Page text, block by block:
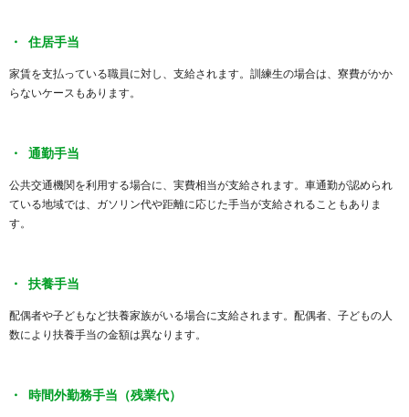
住居手当
家賃を支払っている職員に対し、支給されます。訓練生の場合は、寮費がかか
らないケースもあります。
通勤手当
公共交通機関を利用する場合に、実費相当が支給されます。車通勤が認められ
ている地域では、ガソリン代や距離に応じた手当が支給されることもありま
す。
扶養手当
配偶者や子どもなど扶養家族がいる場合に支給されます。配偶者、子どもの人
数により扶養手当の金額は異なります。
時間外勤務手当（残業代）